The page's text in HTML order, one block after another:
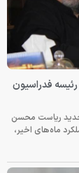
فدراسیون
ریاست محسن
ماه‌های اخیر،